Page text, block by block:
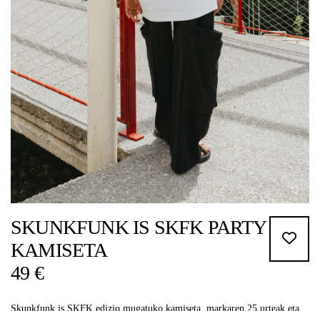
SKUNKFUNK IS SKFK PARTY
KAMISETA
49 €
Skunkfunk is SKFK edizio mugatuko kamiseta, markaren 25 urteak eta